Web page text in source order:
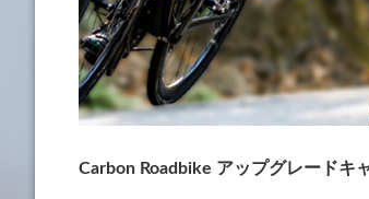
Carbon Roadbike アップグレードキ